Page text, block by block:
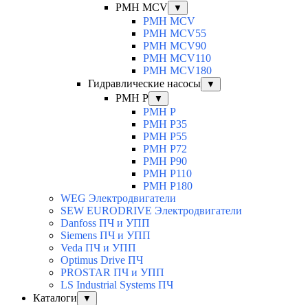
PMH MCV
▼
PMH MCV
PMH MCV55
PMH MCV90
PMH MCV110
PMH MCV180
Гидравлические насосы
▼
PMH P ▼
PMH P
PMH P35
PMH P55
PMH P72
PMH P90
PMH P110
PMH P180
WEG Электродвигатели
SEW EURODRIVE Электродвигатели
Danfoss ПЧ и УПП
Siemens ПЧ и УПП
Veda ПЧ и УПП
Optimus Drive ПЧ
PROSTAR ПЧ и УПП
LS Industrial Systems ПЧ
Каталоги
▼